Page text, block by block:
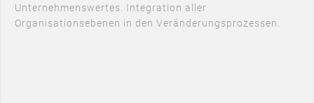
Unternehmenswertes. Integration aller
Organisationsebenen in den Veränderungsprozessen.